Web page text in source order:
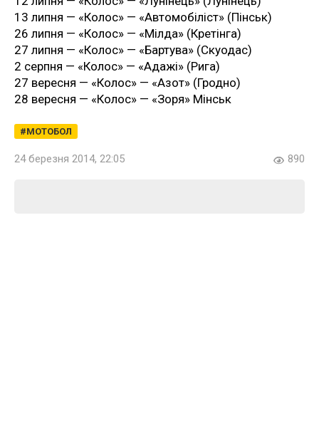
13 липня — «Колос» — «Автомобіліст» (Пінськ)
26 липня — «Колос» — «Мілда» (Кретінга)
27 липня — «Колос» — «Бартува» (Скуодас)
2 серпня — «Колос» — «Адажі» (Рига)
27 вересня — «Колос» — «Азот» (Гродно)
28 вересня — «Колос» — «Зоря» Мінськ
МОТОБОЛ
24 березня 2014, 22:05 890